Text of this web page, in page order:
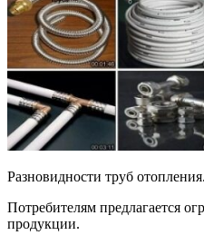
Разновидности труб
Потребителям предлагается
продукции.